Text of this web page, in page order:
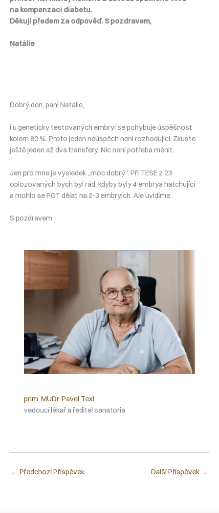
na kompenzaci diabetu.
Děkuji předem za odpověď. S pozdravem,
Natálie
Dobrý den, paní Natálie,
i u geneticky testovaných embryí se pohybuje úspěšnost
kolem 80 %. Proto jeden neúspěch není rozhodující. Zkuste
ještě jeden až dva transfery. Nic není potřeba měnit.
Jen pro mne je výsledek „moc dobrý“. Při TESE z 23
oplozovaných bych byl rád, kdyby byly 4 embrya hatchující
a mohlo se PGT dělat na 2-3 embryích. Ale uvidíme.
S pozdravem
prim. MUDr. Pavel Texl
vedoucí lékař a ředitel sanatoria
← Předchozí Příspěvek Další Příspěvek →